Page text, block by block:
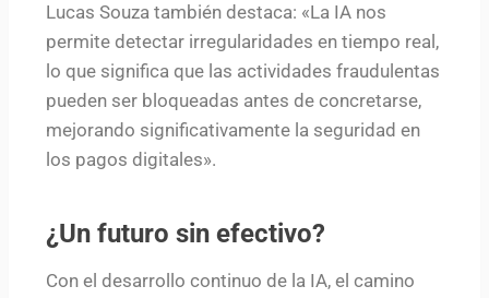
Lucas Souza también destaca: «La IA nos
permite detectar irregularidades en tiempo real,
lo que significa que las actividades fraudulentas
pueden ser bloqueadas antes de concretarse,
mejorando significativamente la seguridad en
los pagos digitales».
¿Un futuro sin efectivo?
Con el desarrollo continuo de la IA, el camino